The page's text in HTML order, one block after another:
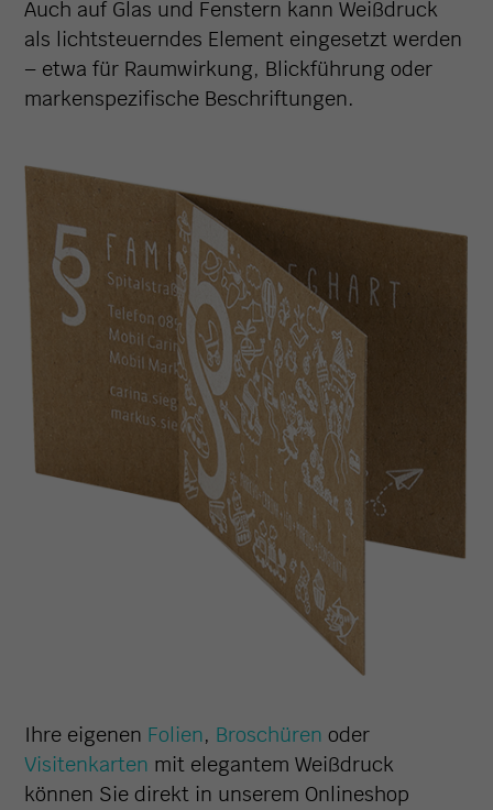
Auch auf Glas und Fenstern kann Weißdruck
als lichtsteuerndes Element eingesetzt werden
– etwa für Raumwirkung, Blickführung oder
markenspezifische Beschriftungen.
Ihre eigenen Folien, Broschüren oder
Visitenkarten mit elegantem Weißdruck
können Sie direkt in unserem Onlineshop